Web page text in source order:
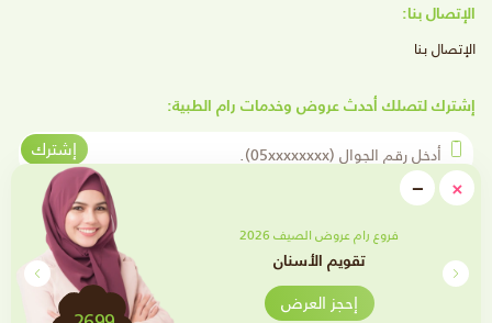
×
close−
Minimize
فروع رام عروض الصيف 2026
تقويم الأسنان
إحجز العرض
الإتصال بنا:
الإتصال بنا
إشترك لتصلك أحدث عروض وخدمات رام الطبية:
أدخل رقم الجوال
إشترك